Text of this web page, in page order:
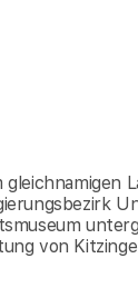
von